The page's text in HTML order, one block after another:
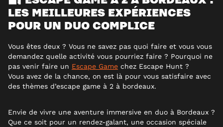
LES MEILLEURES EXPÉRIENCES
POUR UN DUO COMPLICE
Vous êtes deux ? Vous ne savez pas quoi faire et vous vous
demandez quelle activité vous pourriez faire ? Pourquoi ne
pas venir faire un Escape Game chez Escape Hunt ?
Vous avez de la chance, on est là pour vous satisfaire avec
des thèmes d’escape game à 2 à bordeaux.
Envie de vivre une aventure immersive en duo à Bordeaux ?
Que ce soit pour un rendez-galant, une occasion spéciale